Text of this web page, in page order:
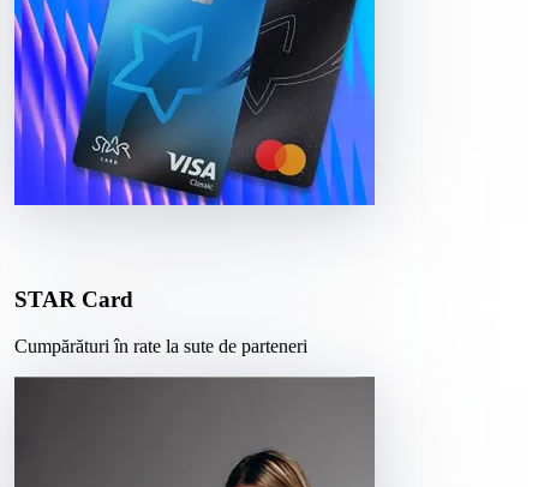
STAR Card
Cumpărături în rate la sute de parteneri